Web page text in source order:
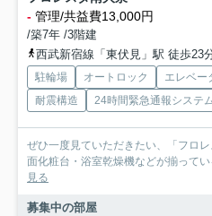
- 管理/共益費13,000円
/築7年 /3階建
西武新宿線「東伏見」駅 徒歩23
駐輪場 オートロック エレベー
耐震構造
24時間緊急通報システ
ぜひ一度見ていただきたい、「フロ
面化粧台・浴室乾燥機などが揃って
見る
募集中の部屋